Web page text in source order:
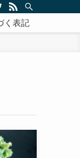
く表記